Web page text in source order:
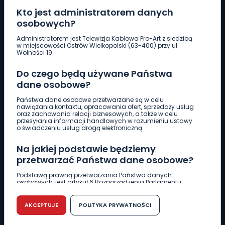
Kto jest administratorem danych
osobowych?
Administratorem jest Telewizja Kablowa Pro-Art z siedzibą
w miejscowości Ostrów Wielkopolski (63-400) przy ul.
Wolności 19.
Do czego będą używane Państwa
dane osobowe?
Państwa dane osobowe przetwarzane są w celu
nawiązania kontaktu, opracowania ofert, sprzedaży usług
oraz zachowania relacji biznesowych, a także w celu
przesyłania informacji handlowych w rozumieniu ustawy
o świadczeniu usług drogą elektroniczną.
Na jakiej podstawie będziemy
przetwarzać Państwa dane osobowe?
Podstawą prawną przetwarzania Państwa danych
osobowych, jest artykuł 6 Rozporządzenia Parlamentu
r. w sprawie ochrony osób fizycznych w związku z
przetwarzaniem danych osobowych w sprawie
swobodnego przepływu takich danych oraz uchylenia
dyrektywy 95/46/WE (RODO).
AKCEPTUJE POLITYKA PRYWATNOŚCI
Pobierz logotyp
661 997 997
REDAKCJA
62 735 22 22redakcja@wlkp24.info
DZIAŁ REKLAMY
62 735 01 85 reklama@wlkp24.info
WIADOMOŚCI
CIEKAWOSTKI